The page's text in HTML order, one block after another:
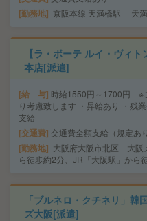
勤務地 京阪本線 天満橋駅 「天
【ラ・ボーテ ルイ・ヴィ
本店[派遣]
給 与 時給1550円～1700円 ※
り考慮致します ・昇給あり ・残
支給
交通費 交通費全額支給（規定あり
勤務地
大阪府大阪市北区 大阪
ら徒歩約2分、JR「大阪駅」から
「ブルネロ・クチネリ」
ズ大阪[派遣]